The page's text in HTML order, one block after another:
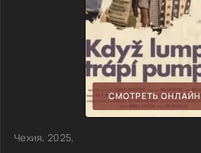
СМОТРЕТЬ ОНЛАЙН
Чехия, 2025,